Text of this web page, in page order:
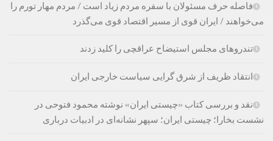
فاصله حرف مسئولان با سفره مردم زیاد است / مردم مهار تورم را
می‌خواهند / ایران قوی از مسیر اقتصاد قوی می‌گذرد
تندروهای مجلس استیضاح عراقچی را کلید زدند
انتقاد ظریف از شرق گرایی سیاست خارجی ایران
نقد و بررسی کتاب «چیستی ایران» نوشته محمود فتوحی در
نشست بخارا؛ چیستی ایران؛ سپهر نشانه‌ای در ادبیات درباری